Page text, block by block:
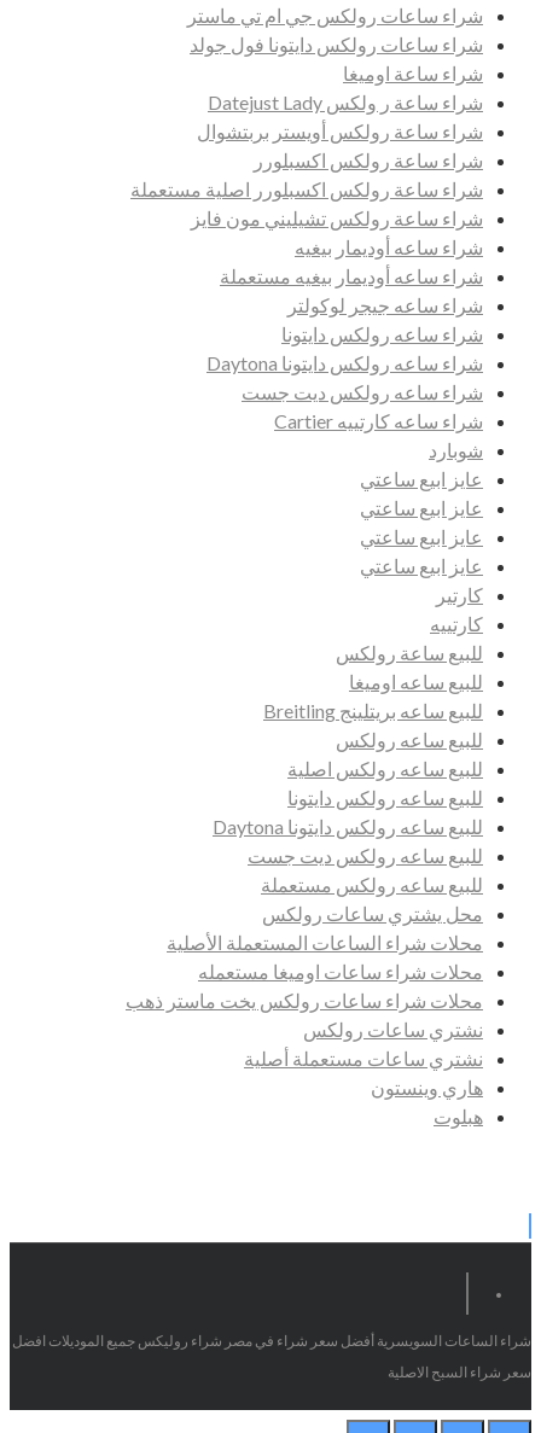
شراء ساعات رولكس جي ام تي ماستر
شراء ساعات رولكس دايتونا فول جولد
شراء ساعة اوميغا
شراء ساعة ر ولكس Datejust Lady
شراء ساعة رولكس أويستر بربتشوال
شراء ساعة رولكس اكسبلورر
شراء ساعة رولكس اكسبلورر اصلية مستعملة
شراء ساعة رولكس تشيليني مون فايز
شراء ساعه أوديمار بيغيه
شراء ساعه أوديمار بيغيه مستعملة
شراء ساعه جيجر لوكولتر
شراء ساعه رولكس دايتونا
شراء ساعه رولكس دايتونا Daytona
شراء ساعه رولكس ديت جست
شراء ساعه كارتييه Cartier
شوبارد
عايز ابيع ساعتي
عايز ابيع ساعتي
عايز ابيع ساعتي
عايز ابيع ساعتي
كارتير
كارتييه
للبيع ساعة رولكس
للبيع ساعه اوميغا
للبيع ساعه بريتلينج Breitling
للبيع ساعه رولكس
للبيع ساعه رولكس اصلية
للبيع ساعه رولكس دايتونا
للبيع ساعه رولكس دايتونا Daytona
للبيع ساعه رولكس ديت جست
للبيع ساعه رولكس مستعملة
محل يشتري ساعات رولكس
محلات شراء الساعات المستعملة الأصلية
محلات شراء ساعات اوميغا مستعمله
محلات شراء ساعات رولكس يخت ماستر ذهب
نشتري ساعات رولكس
نشتري ساعات مستعملة أصلية
هاري وينستون
هبلوت
شراء الساعات السويسرية أفضل سعر شراء في مصر شراء روليكس جميع الموديلات افضل
سعر شراء السبح الاصلية